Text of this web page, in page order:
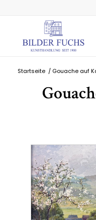
Startseite / Gouache auf